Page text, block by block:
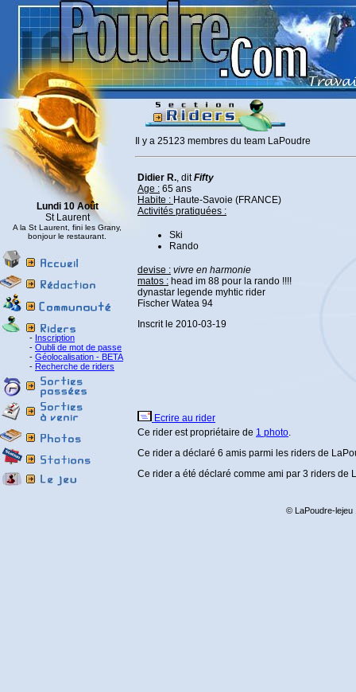
Lundi 10 Août
St Laurent
A la St Laurent, fini les Grany,
bonjour le restaurant.
- Inscription
- Oubli de mot de passe
- Géolocalisation - BETA
- Recherche de riders
Il y a 25123 membres du team LaPoudre
Didier R., ditFifty
Age : 65 ans
Habite : Haute-Savoie (FRANCE)
Activités pratiquées :
Ski
Rando
devise : vivre en harmonie
matos : head im 88 pour la rando !!!!
dynastar legende myhtic rider
Fischer Watea 94
Inscrit le 2010-03-19
Ecrire au rider
Ce rider est propriétaire de 1 photo.
Ce rider a déclaré 6 amis parmi les riders de
Ce rider a été déclaré comme ami par 3 riders de
© LaPoudre-